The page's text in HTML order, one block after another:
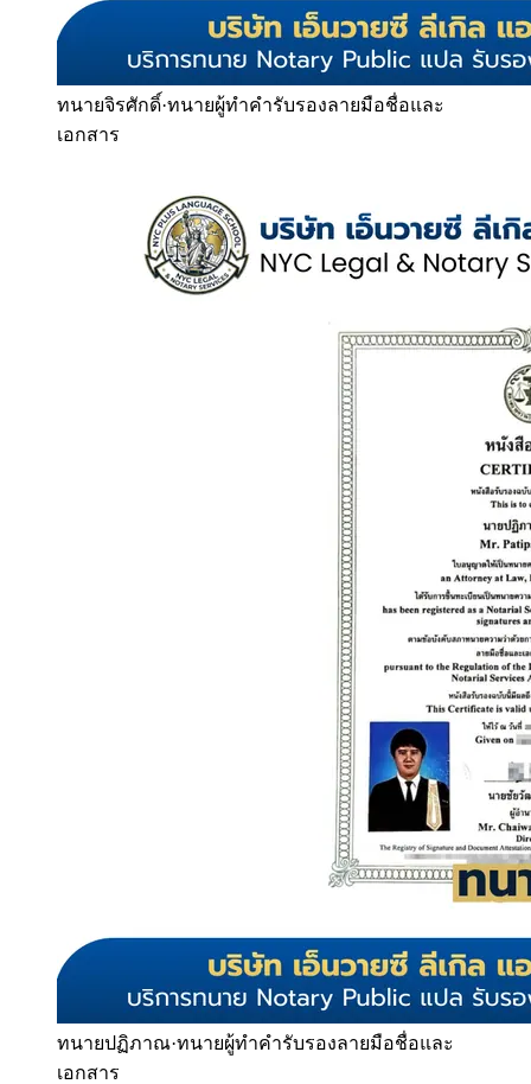
ทนายจิรศักดิ์·ทนายผู้ทำคำรับรองลายมือชื่อและ
เอกสาร
ทนายปฏิภาณ·ทนายผู้ทำคำรับรองลายมือชื่อและ
เอกสาร